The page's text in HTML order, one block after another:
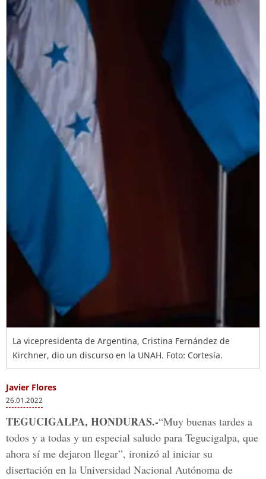
La vicepresidenta de Argentina, Cristina Fernández de
Kirchner, dio un discurso en la UNAH. Foto: Cortesía.
Javier Flores
26.01.2022
TEGUCIGALPA, HONDURAS.-“Muy buenas tardes a
todos y a todas y un especial saludo para Tegucigalpa, que
ahora sí me dejaron llegar”, ironizó al iniciar su
disertación en la Universidad Nacional Autónoma de